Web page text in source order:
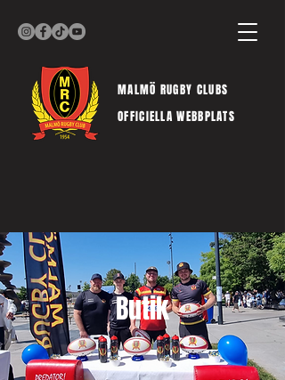
MALMÖ RUGBY CLUBS
OFFICIELLA WEBBPLATS
Butik